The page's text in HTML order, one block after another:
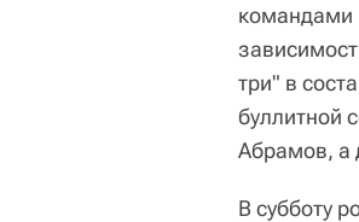
командами
три" в
буллитной
Абрамов, а
В субботу